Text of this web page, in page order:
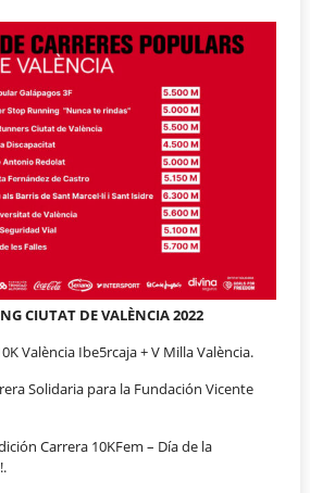
CIUTAT DE VALÈNCIA 2022
València Ibe5rcaja + V Milla València.
Solidaria para la Fundación Vicente
Carrera 10KFem – Día de la